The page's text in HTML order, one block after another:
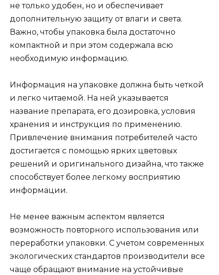
не только удобен, но и обеспечивает
дополнительную защиту от влаги и света.
Важно, чтобы упаковка была достаточно
компактной и при этом содержала всю
необходимую информацию.
Информация на упаковке должна быть четкой
и легко читаемой. На ней указывается
название препарата, его дозировка, условия
хранения и инструкция по применению.
Привлечение внимания потребителей часто
достигается с помощью ярких цветовых
решений и оригинального дизайна, что также
способствует более легкому восприятию
информации.
Не менее важным аспектом является
возможность повторного использования или
переработки упаковки. С учетом современных
экологических стандартов производители все
чаще обращают внимание на устойчивые